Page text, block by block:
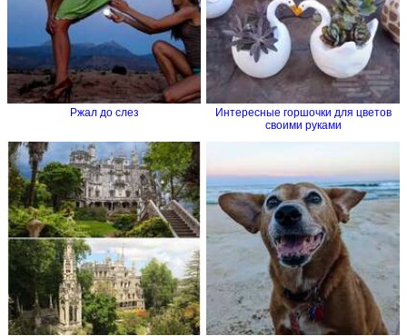
Ржал до слез
Интересные горшочки для цветов
своими руками